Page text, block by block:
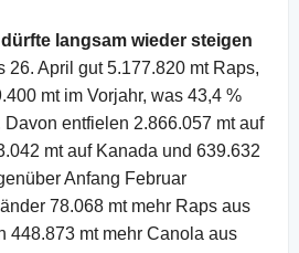
langsam wieder steigen
26. April gut 5.177.820 mt Raps,
mt im Vorjahr, was 43,4 %
entfielen 2.866.057 mt auf
mt auf Kanada und 639.632
Anfang Februar
78.068 mt mehr Raps aus
448.873 mt mehr Canola aus